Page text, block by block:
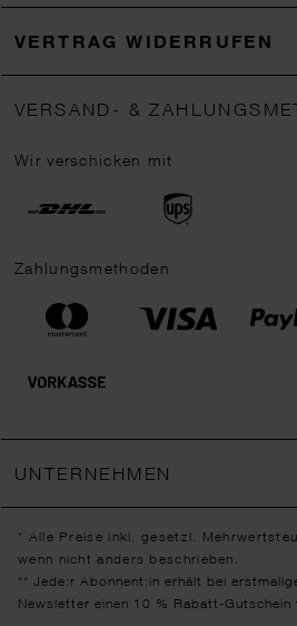
VERTRAG WIDERRUFEN
VERSAND- &
Wir verschicken mit
Zahlungsmethoden
UNTERNEHMEN
* Alle Preise inkl. gesetzl.
wenn nicht anders beschrieben.
** Jede:r Abonnent:in erhält bei
Newsletter einen 10 % Rabatt-Gutschein